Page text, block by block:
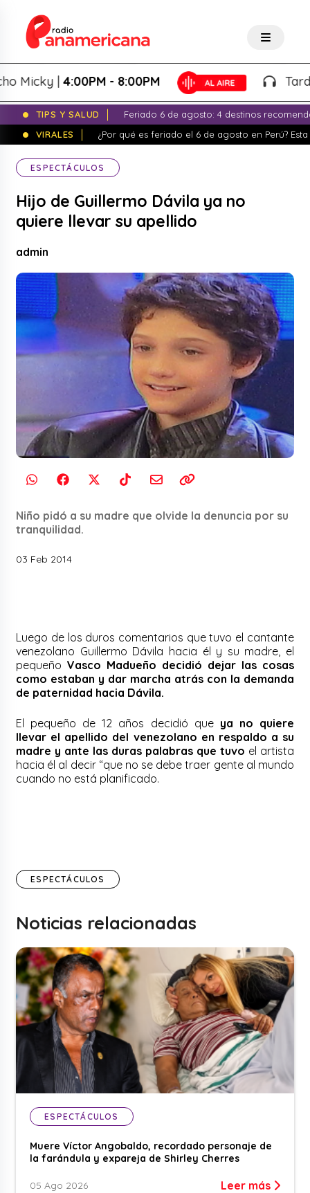
|4:00PM - 8:00PM Tardeo
TIPS Y SALUD
Feriado 6 de agosto: 4 destinos
VIRALES
¿Por qué es feriado el 6 de agosto en Perú?
ESPECTÁCULOS
Hijo de Guillermo Dávila ya no
quiere llevar su apellido
admin
Niño pidó a su madre que olvide la denuncia por su
tranquilidad.
03 Feb 2014
Luego de los duros comentarios que tuvo el cantante
venezolano Guillermo Dávila hacia él y su madre, el
pequeñoVasco Madueño decidió dejar las cosas
como estaban y dar marcha atrás con la demanda
de paternidad hacia Dávila.
El pequeño de 12 años decidió que ya no quiere
llevar el apellido del venezolano en respaldo a su
madre y ante las duras palabras que tuvo el artista
hacia él al decir “que no se debe traer gente al mundo
cuando no está planificado.
ESPECTÁCULOS
Noticias relacionadas
ESPECTÁCULOS
Muere Víctor Angobaldo, recordado personaje de
la farándula y expareja de Shirley Cherres
05 Ago 2026 Leer más